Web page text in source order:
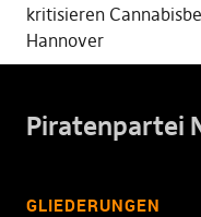
kritisieren
Hannover
Piratenpartei
GLIEDERUNGEN